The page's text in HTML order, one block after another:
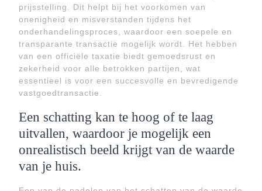
prijsstelling. Dit helpt bij het voorkomen van
onenigheid en misverstanden tijdens het
onderhandelingsproces, waardoor een soepele en
transparante transactie mogelijk wordt. Het hebben
van een officiële taxatie biedt gemoedsrust en
zekerheid voor alle betrokken partijen, wat
essentieel is voor een succesvolle en bevredigende
vastgoedtransactie.
Een schatting kan te hoog of te laag
uitvallen, waardoor je mogelijk een
onrealistisch beeld krijgt van de waarde
van je huis.